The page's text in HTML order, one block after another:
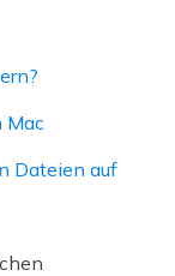
Mac
Dateien auf